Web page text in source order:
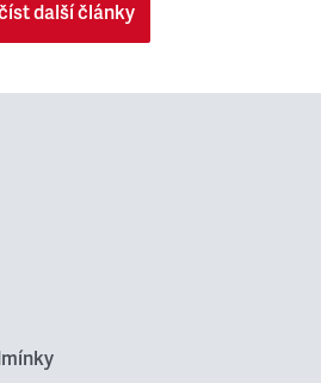
další články